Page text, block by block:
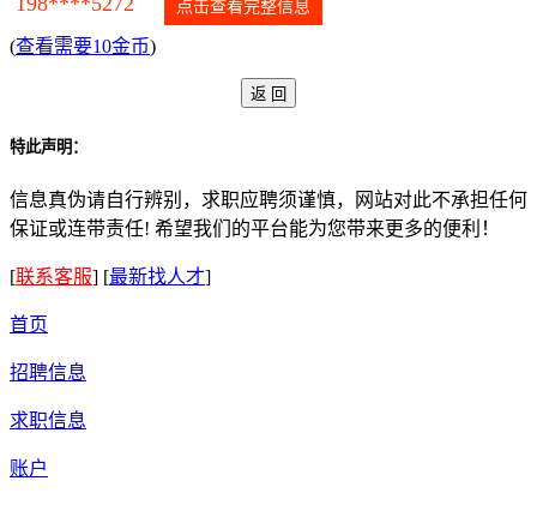
点击查看完整信息
(查看需要10金币)
特此声明：
信息真伪请自行辨别，求职应聘须谨慎，网站对此不承担任何
保证或连带责任! 希望我们的平台能为您带来更多的便利！
[联系客服] [最新找人才]
首页
招聘信息
求职信息
账户